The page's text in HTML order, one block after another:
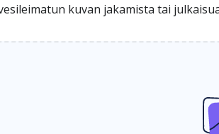
kuvan jakamista tai